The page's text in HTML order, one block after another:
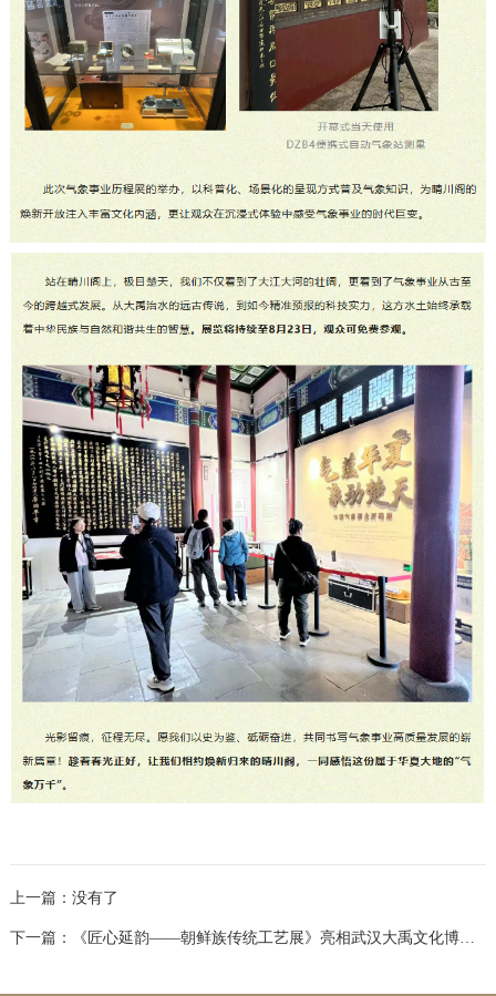
上一篇： 没有了
下一篇： 《匠心延韵——朝鲜族传统工艺展》亮相武汉大禹文化博物馆